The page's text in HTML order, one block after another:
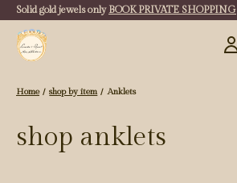
Solid gold jewels only BOOK PRIVATE SHOPPING
Home / shop by item / Anklets
shop anklets